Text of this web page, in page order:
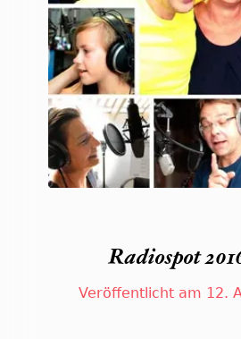
Radiospot
Veröffentlicht am 12.